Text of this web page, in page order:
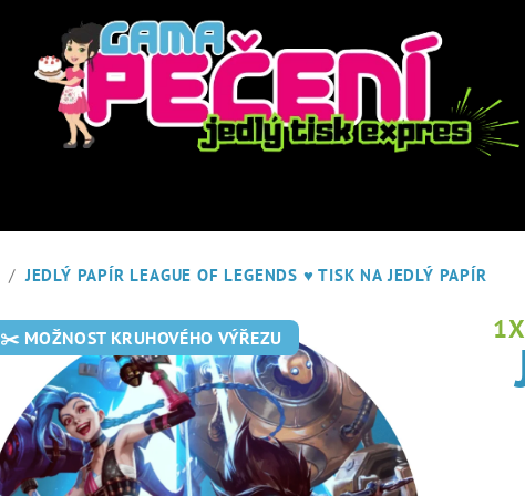
/ JEDLÝ PAPÍR LEAGUE OF LEGENDS ♥ TISK NA JEDLÝ PAPÍR
1X
✂️ MOŽNOST KRUHOVÉHO VÝŘEZU